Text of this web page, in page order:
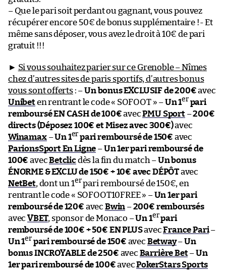
– Que le pari soit perdant ou gagnant, vous pouvez
récupérer encore 50€ de bonus supplémentaire !- Et
même sans déposer, vous avez le droit à 10€ de pari
gratuit !!!
► Si vous souhaitez parier sur ce Grenoble – Nîmes
chez d’autres sites de paris sportifs, d’autres bonus
vous sont offerts: –Un bonus EXCLUSIF de 200€avec
Unibeten rentrant le code « SOFOOT » –Un 1er pari
remboursé EN CASH de 100€avecPMU Sport–200€
directs (Déposez 100€ et Misez avec 300€)avec
Winamax–Un 1er pari remboursé de 150€ avec
ParionsSport En Ligne –Un 1er pari remboursé de
100€ avecBetclicdès la fin du match –Un bonus
ÉNORME & EXCLU de 150€ + 10€ avec DÉPÔTavec
NetBet, dont un 1erpari remboursé de 150€, en
rentrant le code « SOFOOT10FREE » –Un 1er pari
remboursé de 120€ avec Bwin –200€ remboursés
avecVBET, sponsor de Monaco –Un 1erpari
remboursé de 100€ + 50€ EN PLUSavecFrance Pari–
Un 1er pari remboursé de 150€ avec Betway–Un
bonus INCROYABLE de 250€ avec Barrière Bet–Un
1er pari remboursé de 100€avecPokerStars Sports